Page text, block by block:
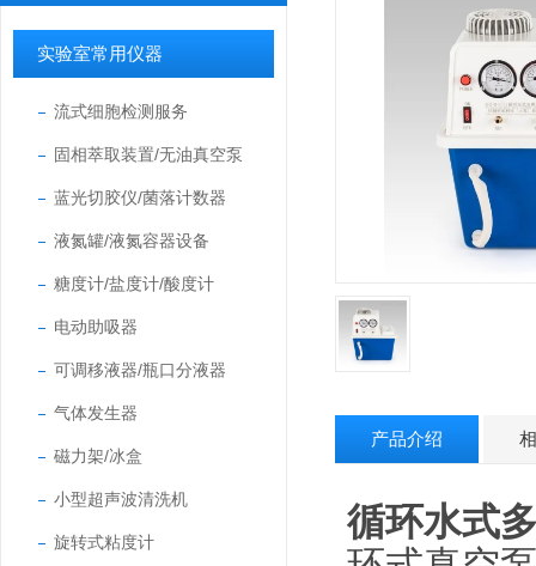
实验室常用仪器
流式细胞检测服务
固相萃取装置/无油真空泵
蓝光切胶仪/菌落计数器
液氮罐/液氮容器设备
糖度计/盐度计/酸度计
电动助吸器
可调移液器/瓶口分液器
气体发生器
磁力架/冰盒
小型超声波清洗机
旋转式粘度计
产品介绍
循环水式